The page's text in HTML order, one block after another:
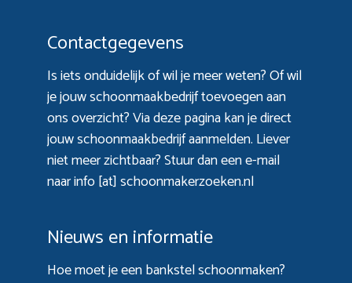
Contactgegevens
Is iets onduidelijk of wil je meer weten? Of wil
je jouw schoonmaakbedrijf toevoegen aan
ons overzicht? Viadeze paginakan je direct
jouw schoonmaakbedrijf aanmelden. Liever
niet meer zichtbaar? Stuur dan een e-mail
naar info [at] schoonmakerzoeken.nl
Nieuws en informatie
Hoe moet je een bankstel schoonmaken?